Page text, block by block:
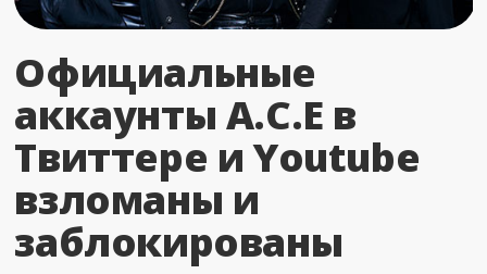
Официальные
аккаунты A.C.E в
Твиттере и Youtube
взломаны и
заблокированы